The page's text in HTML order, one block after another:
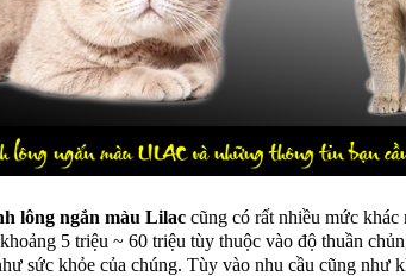
lông ngắn màu Lilac cũng có rất nhiều mức khác
5 triệu ~ 60 triệu tùy thuộc vào độ thuần
sức khỏe của chúng. Tùy vào nhu cầu cũng như